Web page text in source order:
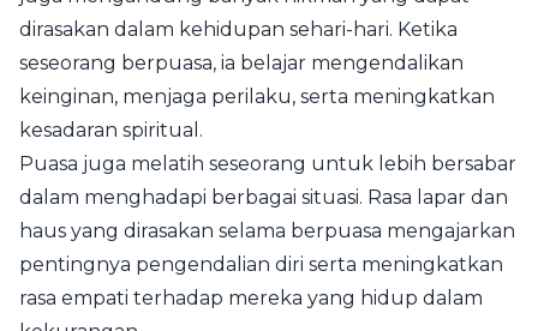
dirasakan dalam kehidupan sehari-hari. Ketika
seseorang berpuasa, ia belajar mengendalikan
keinginan, menjaga perilaku, serta meningkatkan
kesadaran spiritual.
Puasa juga melatih seseorang untuk lebih bersabar
dalam menghadapi berbagai situasi. Rasa lapar dan
haus yang dirasakan selama berpuasa mengajarkan
pentingnya pengendalian diri serta meningkatkan
rasa empati terhadap mereka yang hidup dalam